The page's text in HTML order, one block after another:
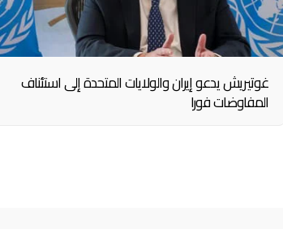
غوتيريش يدعو إيران والولايات المتحدة إلى استئناف
المفاوضات فورا